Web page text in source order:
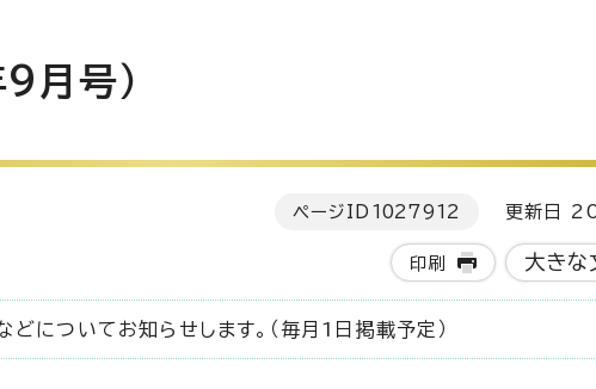
月号）
ページID 1027912 更新日
印刷 大きな
についてお知らせします。（毎月1日掲載予定）